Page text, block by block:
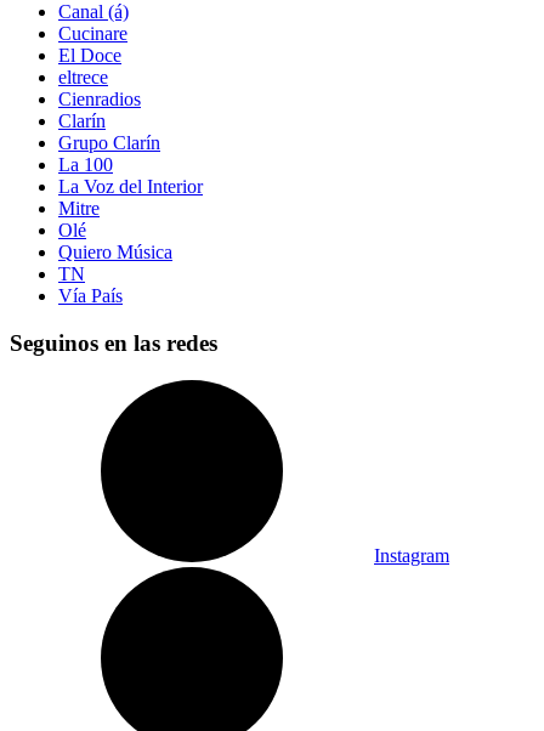
Canal (á)
Cucinare
El Doce
eltrece
Cienradios
Clarín
Grupo Clarín
La 100
La Voz del Interior
Mitre
Olé
Quiero Música
TN
Vía País
Seguinos en las redes
Instagram